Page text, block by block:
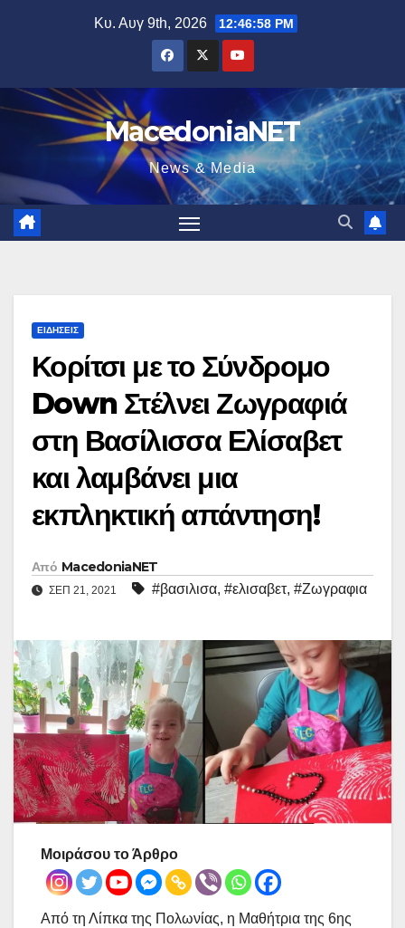
Κυ. Αυγ 9th, 2026 12:46:59 PM
MacedoniaNET
News & Media
ΕΙΔΉΣΕΙΣ
Κορίτσι με το Σύνδρομο
Down Στέλνει Ζωγραφιά
στη Βασίλισσα Ελίσαβετ
και λαμβάνει μια
εκπληκτική απάντηση!
Από MacedoniaNET
ΣΕΠ 21, 2021 #βασιλισα, #ελισαβετ, #Ζωγραφια
Μοιράσου το Άρθρο
Από τη Λίπκα της Πολωνίας, η Μαθήτρια της 6ης